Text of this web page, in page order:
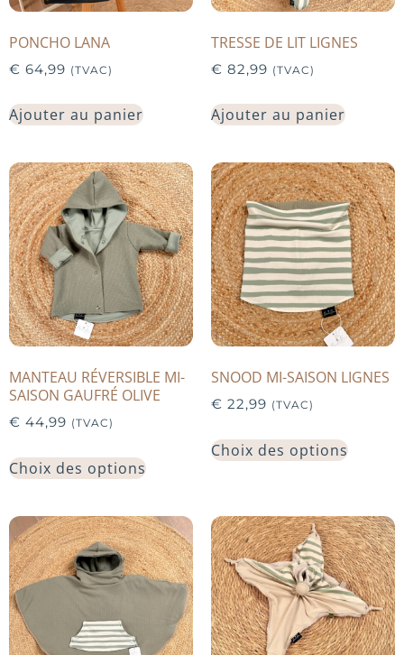
PONCHO LANA
€ 64,99 (TVAC)
Ajouter au panier
TRESSE DE LIT LIGNES
€ 82,99 (TVAC)
Ajouter au panier
MANTEAU RÉVERSIBLE MI-
SAISON GAUFRÉ OLIVE
€ 44,99 (TVAC)
Choix des options
SNOOD MI-SAISON LIGNES
€ 22,99 (TVAC)
Choix des options